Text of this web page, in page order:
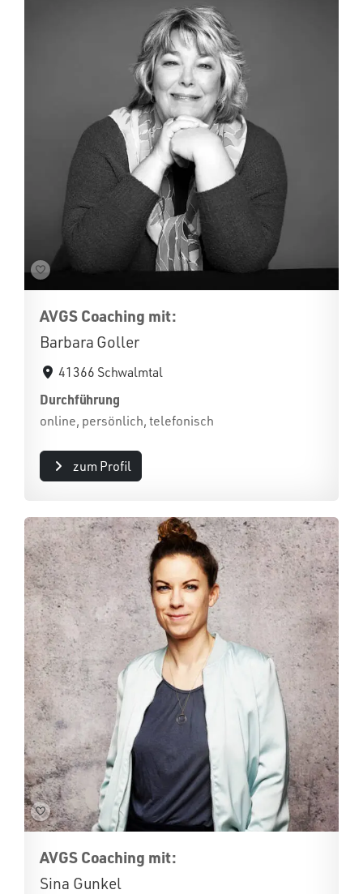
AVGS Coaching mit:
Barbara Goller
41366 Schwalmtal
Durchführung
online, persönlich, telefonisch
zum Profil
AVGS Coaching mit:
Sina Gunkel